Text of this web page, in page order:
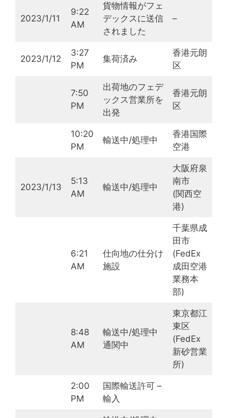
2023/1/11
9:22
AM
貨物情報がフェ
デックスに送信
されました
–
2023/1/12
3:27
PM
集荷済み
香港元朗
区
7:50
PM
出荷地のフェデ
ックス営業所を
出発
香港元朗
区
10:20
PM
輸送中/処理中
香港国際
空港
2023/1/13
5:13
AM
輸送中/処理中
大阪府泉
南市
(関西空
港)
6:21
AM
仕向地の仕分け
施設
千葉県成
田市
(FedEx
成田空港
業務本
部)
8:48
AM
輸送中/処理中
通関中
東京都江
東区
(FedEx
新砂営業
所)
2:00
PM
国際輸送許可 –
輸入